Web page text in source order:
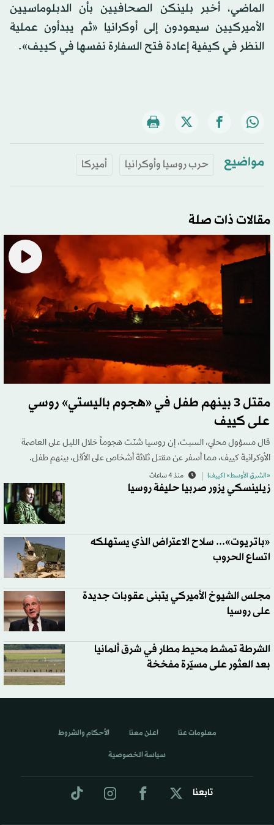
الماضي، أخبر بلينكن الصحافيين بأن الدبلوماسيين
الأميركيين سيعودون إلى أوكرانيا «ثم يبدأون عملية
النظر في كيفية إعادة فتح السفارة نفسها في كييف».
مواضيع حرب روسيا وأوكرانيا أميركا
مقالات ذات صلة
مقتل 3 بينهم طفل في «هجوم باليستي» روسي
على كييف
قال مسؤول محلي، السبت، إن روسيا شنّت هجوماً خلال الليل على العاصمة
الأوكرانية كييف، مما أسفر عن مقتل ثلاثة أشخاص على الأقل، بينهم طفل.
«الشرق الأوسط» (كييف) منذ 4 ساعات
زيلينسكي يزور صربيا حليفة روسيا
«باتريوت»... سلاح الاعتراض الذي يستهلكه
اتساع الحروب
مجلس الشيوخ الأميركي يتبنى عقوبات جديدة
على روسيا
الشرطة تمشط محيط مطار في شرق ألمانيا
بعد العثور على مسيّرة مفخخة
تابعنا
معلومات عنا اعلن معنا الأحكام والشروط
سياسة الخصوصية